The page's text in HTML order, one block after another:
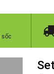
sốc